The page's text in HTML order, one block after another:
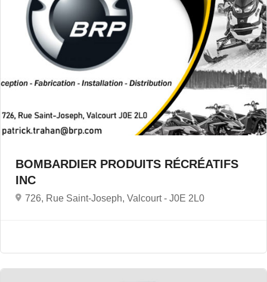
BOMBARDIER PRODUITS RÉCRÉATIFS
INC
726, Rue Saint-Joseph, Valcourt - J0E 2L0